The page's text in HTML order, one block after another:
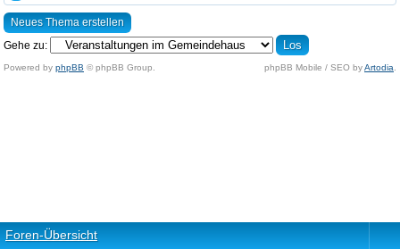
Neues Thema erstellen
Gehe zu:
Powered by phpBB © phpBB Group. phpBB Mobile / SEO byArtodia
Foren-Übersicht